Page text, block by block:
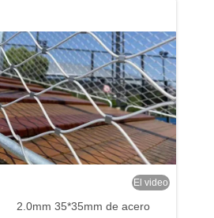
El video
2.0mm 35*35mm de acero